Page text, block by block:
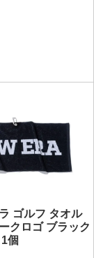
ゴルフ タオル
クロゴ ブラック
個